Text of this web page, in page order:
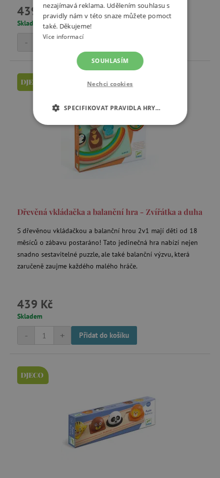
439 Kč
Skladem
+
- Přidat do košíku
DJECO
Dřevěná vkládačka a balanční hra - Zvířátka a duha
S dřevěnou vkládačkou a balanční hrou 2v1 mají děti od 18
měsíců o zábavu postaráno! Tato jedinečná hra nabízí nejen
snadno sestavitelné puzzle, ale také balanční výzvu, která
zaručeně zaujme každého malého hráče.
439 Kč
Skladem
+
- Přidat do košíku
DJECO
nezajímavá reklama. Udělením souhlasu s
pravidly nám v této snaze můžete pomoct
také. Děkujeme!
Více informací
SOUHLASÍM
Nechci cookies
SPECIFIKOVAT PRAVIDLA HRY…
NEZBYTNĚ NUTNÉ COOKIES
ANALYTICKÉ COOKIES
MARKETINGOVÉ COOKIES
Nezbytně nutné cookies
Analytické cookies
Marketingové cookies
základní funkce webových stránek, jako je
přihlášení uživatele a správa účtu. Webové